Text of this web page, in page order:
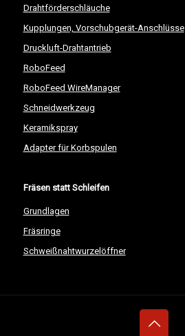
Drahtförderschläuche
Kupplungen, Vorschubgerät-Anschlüsse
Druckluft-Drahtantrieb
RoboFeed
RoboFeed WireManager
Schneidwerkzeug
Keramikspray
Adapter für Korbspulen
Fräsen statt Schleifen
Grundlagen
Fräsringe
Schweißnahtwurzelöffner